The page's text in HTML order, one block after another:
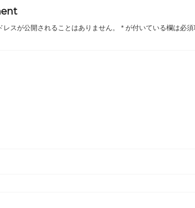
レスが公開されることはありません。 * が付いている欄は必須